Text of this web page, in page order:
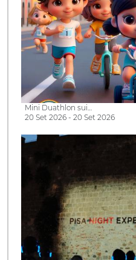
Mini Duathlon sui…
20 Set 2026 - 20 Set 2026